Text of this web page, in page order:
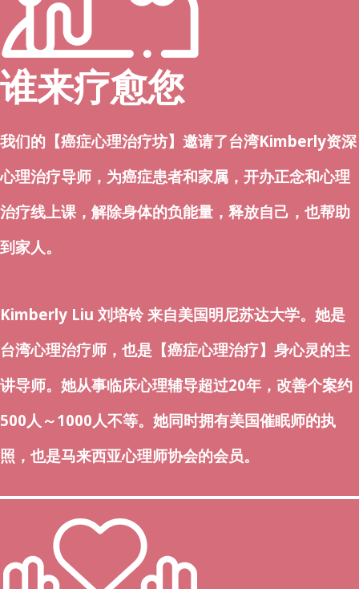
谁来疗愈您
我们的【癌症心理治疗坊】邀请了台湾Kimberly资深
心理治疗导师，为癌症患者和家属，开办正念和心理
治疗线上课，解除身体的负能量，释放自己，也帮助
到家人。
Kimberly Liu 刘培铃 来自美国明尼苏达大学。 她是
台湾心理治疗师，也是【癌症心理治疗】身心灵的主
讲导师。她从事临床心理辅导超过20年，改善个案约
500人～1000人不等。她同时拥有美国催眠师的执
照，也是马来西亚心理师协会的会员。